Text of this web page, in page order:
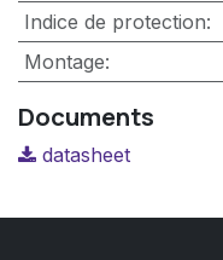
Indice de protection:
Montage:
Documents
datasheet